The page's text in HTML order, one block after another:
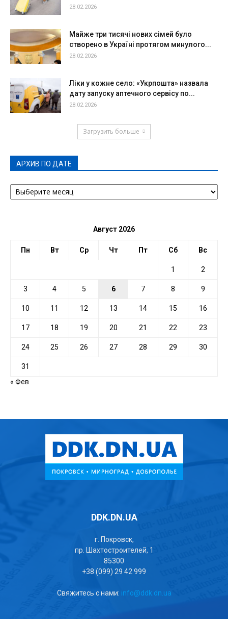
28.02.2026
Майже три тисячі нових сімей було
створено в Україні протягом минулого...
28.02.2026
Ліки у кожне село: «Укрпошта» назвала
дату запуску аптечного сервісу по...
28.02.2026
Загрузить больше
АРХИВ ПО ДАТЕ
АРХИВ
ПО
Август 2026
Пн Вт Ср Чт Пт Сб Вс
1 2
3 4 5 6 7 8 9
10 11 12 13 14 15 16
17 18 19 20 21 22 23
24 25 26 27 28 29 30
31
« Фев
DDK.DN.UA
г. Покровск,
пр. Шахтостроителей, 1
85300
+38 (099) 29 42 999
Свяжитесь с нами: info@ddk.dn.ua